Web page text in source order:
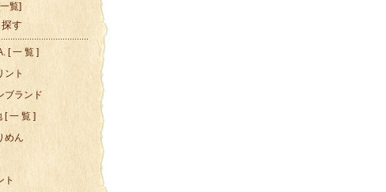
覧]
す
[ 一 覧 ]
ント
ブランド
[ 一 覧 ]
めん
ト